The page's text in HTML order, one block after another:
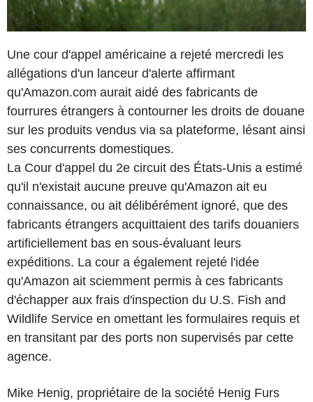
Une cour d'appel américaine a rejeté mercredi les
allégations d'un lanceur d'alerte affirmant
qu'Amazon.com aurait aidé des fabricants de
fourrures étrangers à contourner les droits de douane
sur les produits vendus via sa plateforme, lésant ainsi
ses concurrents domestiques.
La Cour d'appel du 2e circuit des États-Unis a estimé
qu'il n'existait aucune preuve qu'Amazon ait eu
connaissance, ou ait délibérément ignoré, que des
fabricants étrangers acquittaient des tarifs douaniers
artificiellement bas en sous-évaluant leurs
expéditions. La cour a également rejeté l'idée
qu'Amazon ait sciemment permis à ces fabricants
d'échapper aux frais d'inspection du U.S. Fish and
Wildlife Service en omettant les formulaires requis et
en transitant par des ports non supervisés par cette
agence.
Mike Henig, propriétaire de la société Henig Furs